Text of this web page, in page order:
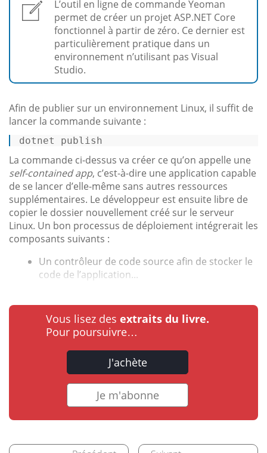
L’outil en ligne de commande Yeoman
permet de créer un projet ASP.NET Core
fonctionnel à partir de zéro. Ce dernier est
particulièrement pratique dans un
environnement n’utilisant pas Visual
Studio.
Afin de publier sur un environnement Linux, il suffit de
lancer la commande suivante :
dotnet publish
La commande ci-dessus va créer ce qu’on appelle une
self-contained app, c’est-à-dire une application capable
de se lancer d’elle-même sans autres ressources
supplémentaires. Le développeur est ensuite libre de
copier le dossier nouvellement créé sur le serveur
Linux. Un bon processus de déploiement intégrerait les
composants suivants :
Un contrôleur de code source afin de stocker le
code de l’application...
Vous lisez des extraits du livre.
Pour poursuivre…
J'achète
Je m'abonne